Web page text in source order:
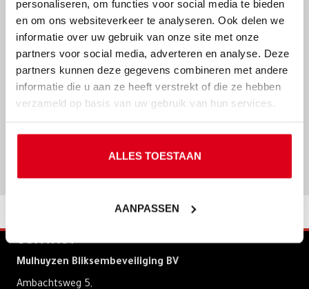
personaliseren, om functies voor social media te bieden
en om ons websiteverkeer te analyseren. Ook delen we
informatie over uw gebruik van onze site met onze
partners voor social media, adverteren en analyse. Deze
partners kunnen deze gegevens combineren met andere
informatie die u aan ze heeft verstrekt of die ze hebben
verzameld op basis van uw gebruik van hun services.
ALLES TOESTAAN
AANPASSEN
CONTACT
Mulhuyzen Bliksembeveiliging BV
Ambachtsweg 5,